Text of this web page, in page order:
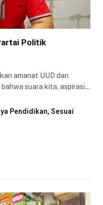
Politik
amanat UUD dan
suara kita, aspirasi…
Pendidikan, Sesuai